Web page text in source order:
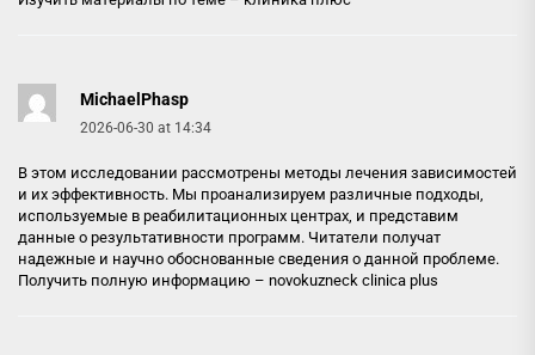
MichaelPhasp
2026-06-30 at 14:34
В этом исследовании рассмотрены методы лечения зависимостей
и их эффективность. Мы проанализируем различные подходы,
используемые в реабилитационных центрах, и представим
данные о результативности программ. Читатели получат
надежные и научно обоснованные сведения о данной проблеме.
Получить полную информацию – novokuzneck clinica plus